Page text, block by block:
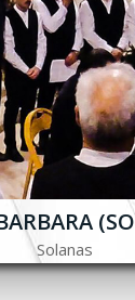
Solanas